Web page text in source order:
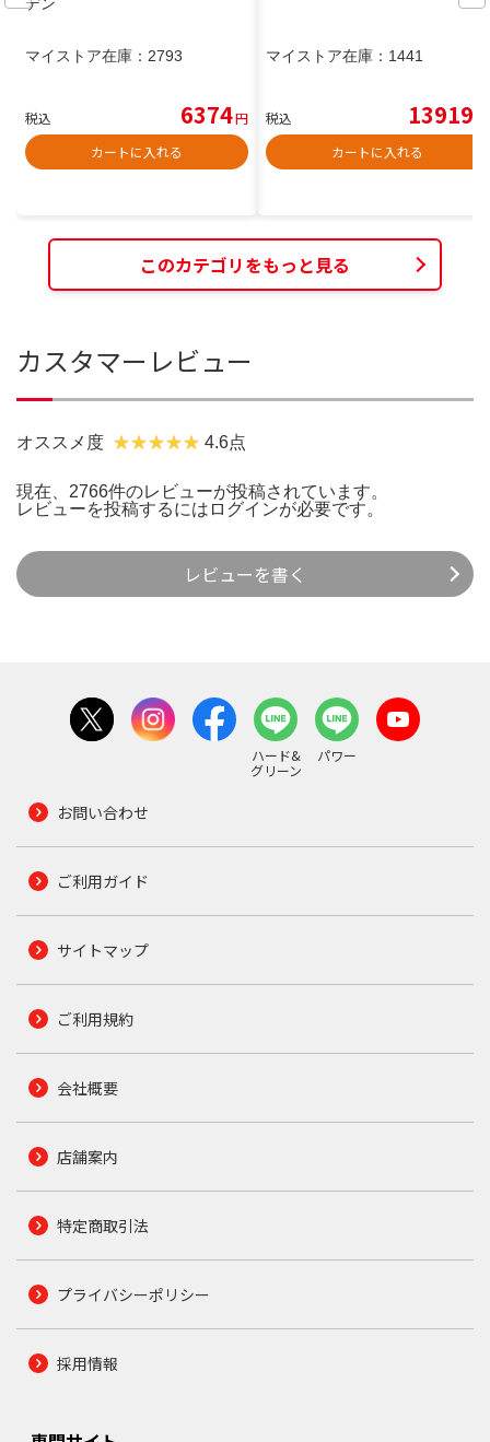
マイストア在庫： 2793
税込 6374円
カートに入れる
マイストア在庫： 1441
税込 13919
カートに入れる
このカテゴリをもっと見る
カスタマーレビュー
オススメ度 4.6点
現在、2766件のレビューが投稿されています。
レビューを投稿するには ログインが必要です。
レビューを書く
ハード&
グリーン
パワー
お問い合わせ
ご利用ガイド
サイトマップ
ご利用規約
会社概要
店舗案内
特定商取引法
プライバシーポリシー
採用情報